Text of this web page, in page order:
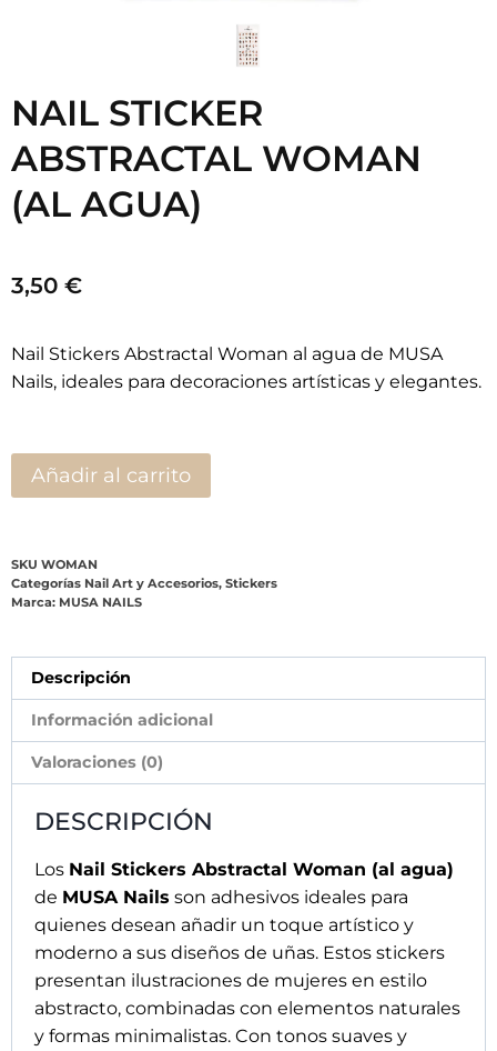
NAIL STICKER
ABSTRACTAL WOMAN
(AL AGUA)
3,50 €
Nail Stickers Abstractal Woman al agua de MUSA
Nails, ideales para decoraciones artísticas y elegantes.
Añadir al carrito
SKU WOMAN
Categorías Nail Art y Accesorios, Stickers
Marca: MUSA NAILS
Descripción
Información adicional
Valoraciones (0)
DESCRIPCIÓN
Los Nail Stickers Abstractal Woman (al agua)
de MUSA Nails son adhesivos ideales para
quienes desean añadir un toque artístico y
moderno a sus diseños de uñas. Estos stickers
presentan ilustraciones de mujeres en estilo
abstracto, combinadas con elementos naturales
y formas minimalistas. Con tonos suaves y